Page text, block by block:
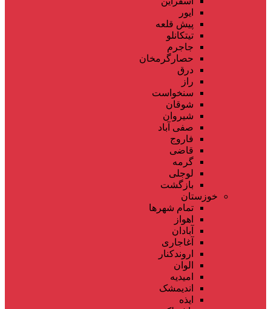
ایور
پیش قلعه
تیتکانلو
جاجرم
حصارگرمخان
درق
راز
سنخواست
شوقان
شیروان
صفی آباد
فاروج
قاضی
گرمه
لوجلی
بازگشت
خوزستان
تمام شهر‌ها
اهواز
آبادان
آغاجاری
اروندکنار
الوان
امیدیه
اندیمشک
ایذه